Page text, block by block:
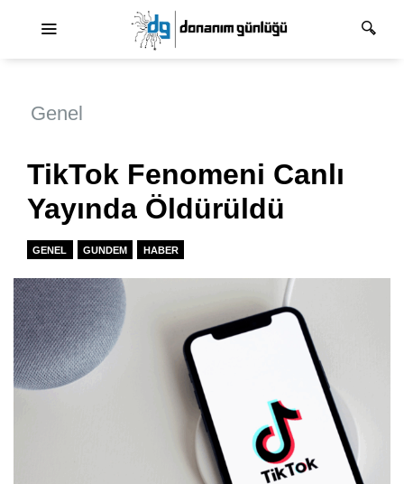
Genel
TikTok Fenomeni Canlı
Yayında Öldürüldü
GENEL GUNDEM HABER